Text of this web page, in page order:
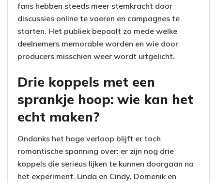
fans hebben steeds meer stemkracht door
discussies online te voeren en campagnes te
starten. Het publiek bepaalt zo mede welke
deelnemers memorable worden en wie door
producers misschien weer wordt uitgelicht.
Drie koppels met een
sprankje hoop: wie kan het
echt maken?
Ondanks het hoge verloop blijft er toch
romantische spanning over: er zijn nog drie
koppels die serieus lijken te kunnen doorgaan na
het experiment. Linda en Cindy, Domenik en